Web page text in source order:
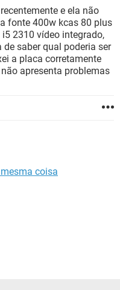
e ela não
fonte 400w kcas 80 plus
2310 vídeo integrado,
de saber qual poderia ser
a placa corretamente
apresenta problemas
coisa